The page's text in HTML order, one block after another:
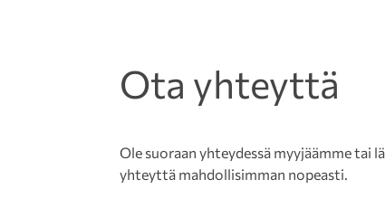
Ota yhteyttä
Ole suoraan yhteydessä myyjäämme tai
yhteyttä mahdollisimman nopeasti.